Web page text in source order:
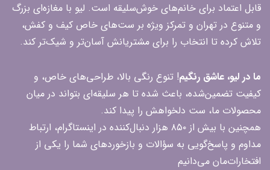
قابل اعتماد برای خانم‌های خوش‌سلیقه است. لیو با مغازه‌ای بزرگ
و متنوع در تهران و تمرکز ویژه بر ست‌های خاص کیف و کفش،
تلاش کرده تا انتخاب را برای مشتریانش آسان‌تر و شیک‌تر کند.
ما در لیو، عاشق رنگیم! تنوع رنگی بالا، طراحی‌های خاص، و
کیفیت تضمین‌شده، باعث شده تا هر سلیقه‌ای بتواند در میان
محصولات ما، ست دلخواهش را پیدا کند.
همچنین با بیش از ۸۵۰ هزار دنبال‌کننده در اینستاگرام، ارتباط
مداوم و پاسخ‌گویی به سؤالات و بازخوردهای شما را یکی از
افتخارات‌مان می‌دانیم